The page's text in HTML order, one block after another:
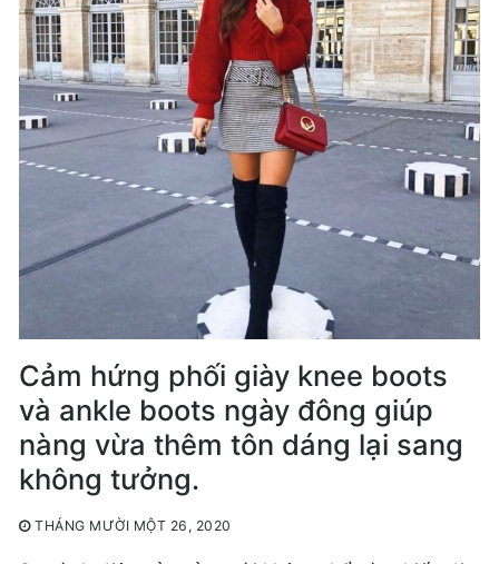
Cảm hứng phối giày knee boots
và ankle boots ngày đông giúp
nàng vừa thêm tôn dáng lại sang
không tưởng.
THÁNG MƯỜI MỘT 26, 2020